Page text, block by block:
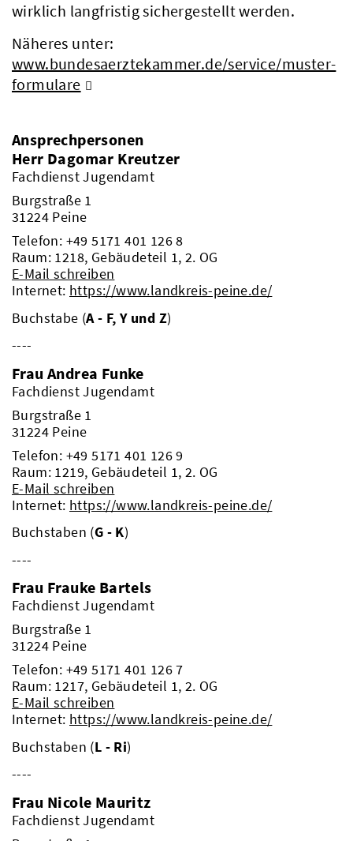
Beteiligungsbericht
Pflichtumtausch
wirklich langfristig sichergestellt werden.
Näheres unter:
www.bundesaerztekammer.de/service/muster-
formulare
Ansprechpersonen
Herr Dagomar Kreutzer
Fachdienst Jugendamt
Burgstraße 1
31224 Peine
Telefon: +49 5171 401 126 8
Raum: 1218, Gebäudeteil 1, 2. OG
E-Mail schreiben
Internet: https://www.landkreis-peine.de/
Buchstabe (A - F, Y und Z)
----
Frau Andrea Funke
Fachdienst Jugendamt
Burgstraße 1
31224 Peine
Telefon: +49 5171 401 126 9
Raum: 1219, Gebäudeteil 1, 2. OG
E-Mail schreiben
Internet: https://www.landkreis-peine.de/
Buchstaben (G - K)
----
Frau Frauke Bartels
Fachdienst Jugendamt
Burgstraße 1
31224 Peine
Telefon: +49 5171 401 126 7
Raum: 1217, Gebäudeteil 1, 2. OG
E-Mail schreiben
Internet: https://www.landkreis-peine.de/
Buchstaben (L - Ri)
----
Frau Nicole Mauritz
Fachdienst Jugendamt